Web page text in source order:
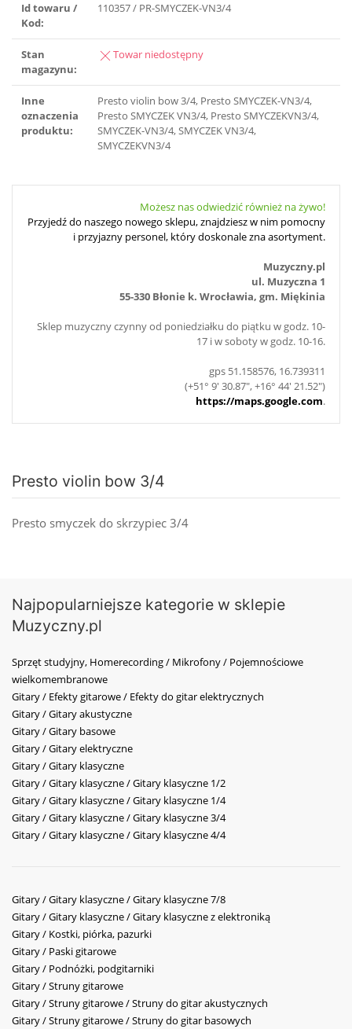
Id towaru /
Kod:
110357 / PR-SMYCZEK-VN3/4
Stan
magazynu:
Towar niedostępny
Inne
oznaczenia
produktu:
Presto violin bow 3/4, Presto SMYCZEK-VN3/4,
Presto SMYCZEK VN3/4, Presto SMYCZEKVN3/4,
SMYCZEK-VN3/4, SMYCZEK VN3/4,
SMYCZEKVN3/4
Możesz nas odwiedzić również na żywo!
Przyjedź do naszego nowego sklepu, znajdziesz w nim pomocny
i przyjazny personel, który doskonale zna asortyment.
Muzyczny.pl
ul. Muzyczna 1
55-330 Błonie k. Wrocławia, gm. Miękinia
Sklep muzyczny czynny od poniedziałku do piątku w godz. 10-
17 i w soboty w godz. 10-16.
gps 51.158576, 16.739311
(+51° 9' 30.87", +16° 44' 21.52")
https://maps.google.com.
Presto violin bow 3/4
Presto smyczek do skrzypiec 3/4
Najpopularniejsze kategorie w sklepie
Muzyczny.pl
Sprzęt studyjny, Homerecording / Mikrofony / Pojemnościowe
wielkomembranowe
Gitary / Efekty gitarowe / Efekty do gitar elektrycznych
Gitary / Gitary akustyczne
Gitary / Gitary basowe
Gitary / Gitary elektryczne
Gitary / Gitary klasyczne
Gitary / Gitary klasyczne / Gitary klasyczne 1/2
Gitary / Gitary klasyczne / Gitary klasyczne 1/4
Gitary / Gitary klasyczne / Gitary klasyczne 3/4
Gitary / Gitary klasyczne / Gitary klasyczne 4/4
Gitary / Gitary klasyczne / Gitary klasyczne 7/8
Gitary / Gitary klasyczne / Gitary klasyczne z elektroniką
Gitary / Kostki, piórka, pazurki
Gitary / Paski gitarowe
Gitary / Podnóżki, podgitarniki
Gitary / Struny gitarowe
Gitary / Struny gitarowe / Struny do gitar akustycznych
Gitary / Struny gitarowe / Struny do gitar basowych